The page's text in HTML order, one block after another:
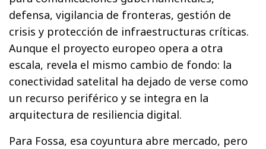
defensa, vigilancia de fronteras, gestión de
crisis y protección de infraestructuras críticas.
Aunque el proyecto europeo opera a otra
escala, revela el mismo cambio de fondo: la
conectividad satelital ha dejado de verse como
un recurso periférico y se integra en la
arquitectura de resiliencia digital.
Para Fossa, esa coyuntura abre mercado, pero